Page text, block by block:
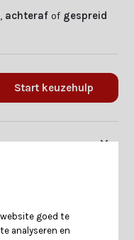
achteraf of gespreid
Start keuzehulp
goed te
analyseren en